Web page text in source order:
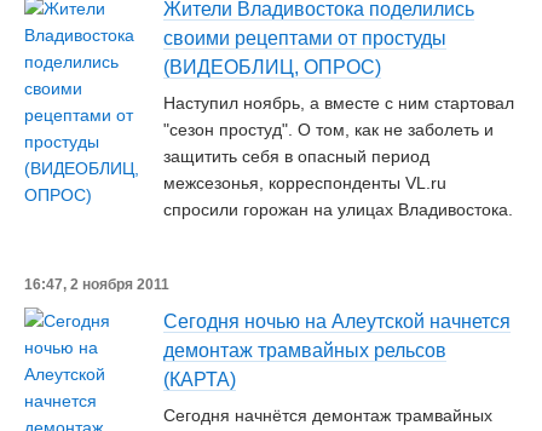
Жители Владивостока поделились
своими рецептами от простуды
(ВИДЕОБЛИЦ, ОПРОС)
Наступил ноябрь, а вместе с ним стартовал
"сезон простуд". О том, как не заболеть и
защитить себя в опасный период
межсезонья, корреспонденты VL.ru
спросили горожан на улицах Владивостока.
16:47, 2 ноября 2011
Сегодня ночью на Алеутской начнется
демонтаж трамвайных рельсов
(КАРТА)
Сегодня начнётся демонтаж трамвайных